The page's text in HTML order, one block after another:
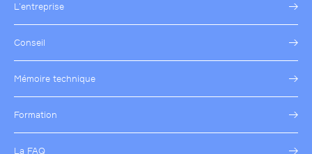
L’entreprise
Conseil
Mémoire technique
Formation
La FAQ